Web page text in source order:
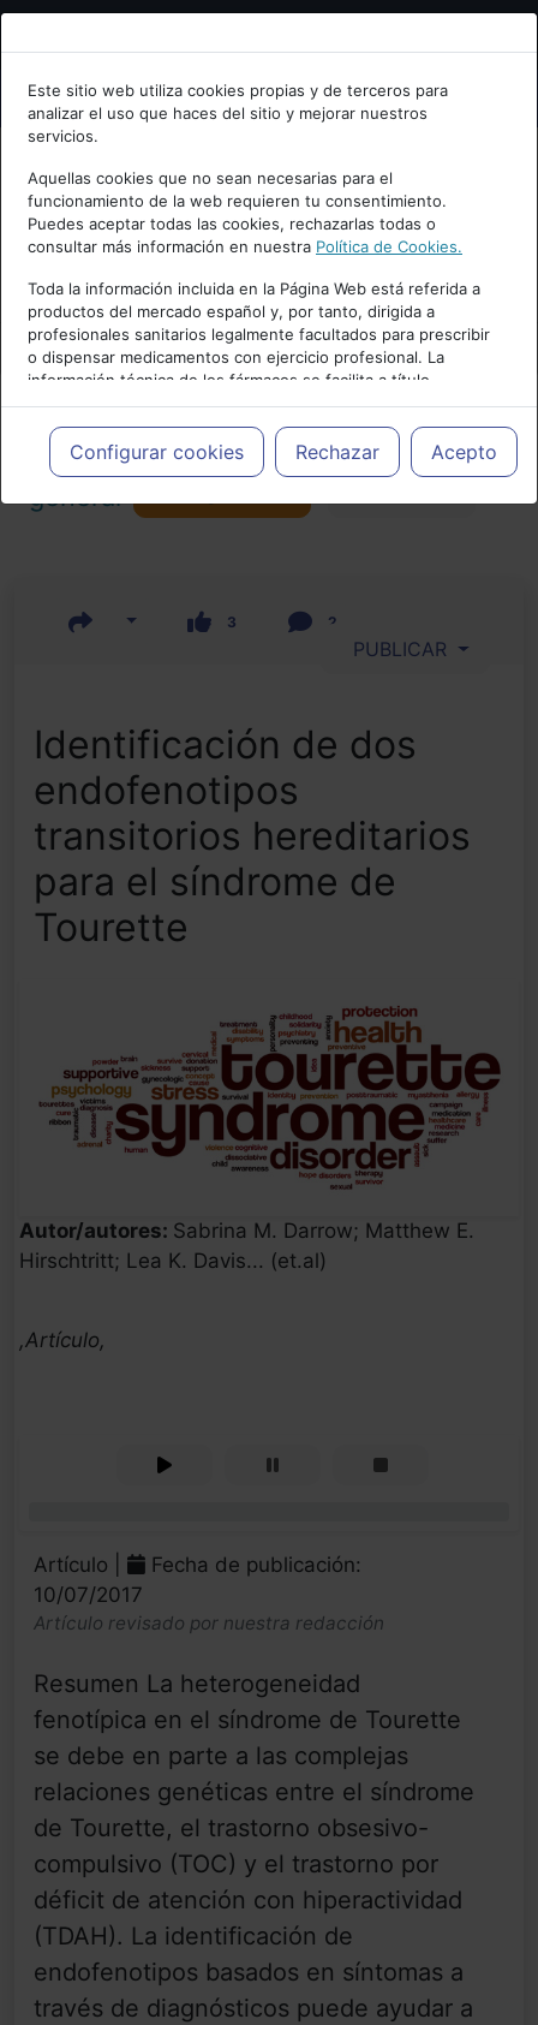
Bienvenid@ a psiquiatria.com
Escribe tu Email
Accede o regístrate con tu email.
Cancelar
Este sitio web utiliza cookies propias y de terceros para
analizar el uso que haces del sitio y mejorar nuestros
servicios.
Aquellas cookies que no sean necesarias para el
funcionamiento de la web requieren tu consentimiento.
Puedes aceptar todas las cookies, rechazarlas todas o
consultar más información en nuestra Política de Cookies.
Toda la información incluida en la Página Web está referida a
productos del mercado español y, por tanto, dirigida a
profesionales sanitarios legalmente facultados para prescribir
o dispensar medicamentos con ejercicio profesional. La
información técnica de los fármacos se facilita a título
meramente informativo, siendo responsabilidad de los
profesionales facultados prescribir medicamentos y decidir, en
cada caso concreto, el tratamiento más adecuado a las
necesidades del paciente.
Configurar cookies Rechazar Acepto
Actualidad y Artículos|Psiquiatría
general
3 2
PUBLICAR
Identificación de dos
endofenotipos
transitorios hereditarios
para el síndrome de
Tourette
Autor/autores: Sabrina M. Darrow; Matthew E.
Hirschtritt; Lea K. Davis... (et.al)
,Artículo,
Artículo |
Fecha de publicación:
10/07/2017
Artículo revisado por nuestra redacción
Resumen La heterogeneidad
fenotípica en el síndrome de Tourette
se debe en parte a las complejas
relaciones genéticas entre el síndrome
de Tourette, el trastorno obsesivo-
compulsivo (TOC) y el trastorno por
déficit de atención con hiperactividad
(TDAH). La identificación de
endofenotipos basados en síntomas a
través de diagnósticos puede ayudar a